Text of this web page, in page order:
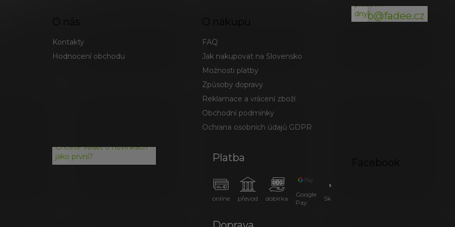
O nás
Kontakty
Hodnocení obchodu
FAQ
Jak nakupovat na Slovensko
Možnosti platby
Způsoby dopravy
Reklamace a vrácení zboží
Obchodní podmínky
Ochrana osobních údajů GDPR
info@fadee.cz
pracovní
dny)
Chcete vědět o novinkách
jako první?
Platba
online převod dobírka
Google
Pay
SkipPay